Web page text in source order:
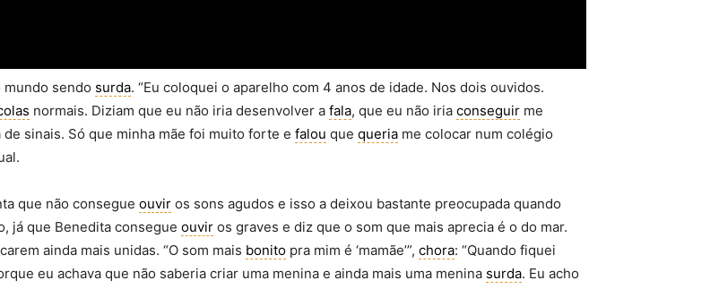
mundo sendo surda. “Eu coloquei o aparelho com 4 anos de idade. Nos dois ouvidos.
normais. Diziam que eu não iria desenvolver a fala, que eu não iria conseguir me
sinais. Só que minha mãe foi muito forte e falou que queria me colocar num colégio
que não consegue ouvir os sons agudos e isso a deixou bastante preocupada quando
já que Benedita consegue ouvir os graves e diz que o som que mais aprecia é o do mar.
ainda mais unidas. “O som mais bonito pra mim é ‘mamãe’”, chora: “Quando fiquei
eu achava que não saberia criar uma menina e ainda mais uma menina surda. Eu acho